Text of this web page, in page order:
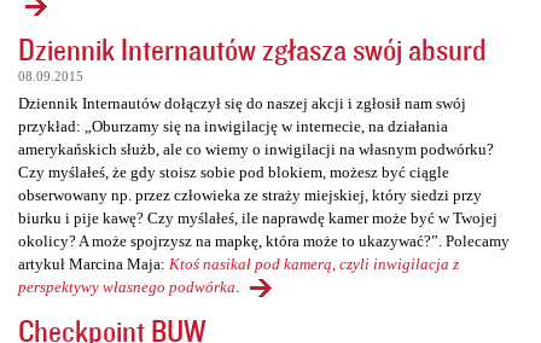
Dziennik Internautów zgłasza swój absurd
08.09.2015
Dziennik Internautów dołączył się do naszej akcji i zgłosił nam swój
przykład: „Oburzamy się na inwigilację w internecie, na działania
amerykańskich służb, ale co wiemy o inwigilacji na własnym podwórku?
Czy myślałeś, że gdy stoisz sobie pod blokiem, możesz być ciągle
obserwowany np. przez człowieka ze straży miejskiej, który siedzi przy
biurku i pije kawę? Czy myślałeś, ile naprawdę kamer może być w Twojej
okolicy? A może spojrzysz na mapkę, która może to ukazywać?”. Polecamy
artykuł Marcina Maja: Ktoś nasikał pod kamerą, czyli inwigilacja z
perspektywy własnego podwórka
Checkpoint BUW